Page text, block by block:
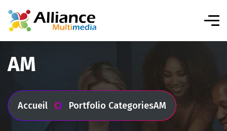
AM
Accueil Portfolio CategoriesAM